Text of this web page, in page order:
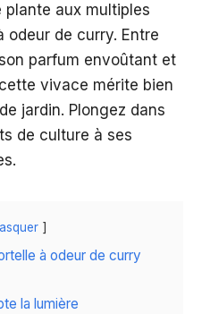
aux multiples
odeur de curry. Entre
parfum envoûtant et
vivace mérite bien
jardin. Plongez dans
de culture à ses
à odeur de curry
la lumière